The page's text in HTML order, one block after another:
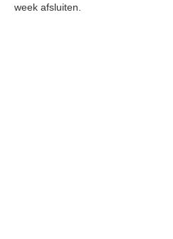
week afsluiten.